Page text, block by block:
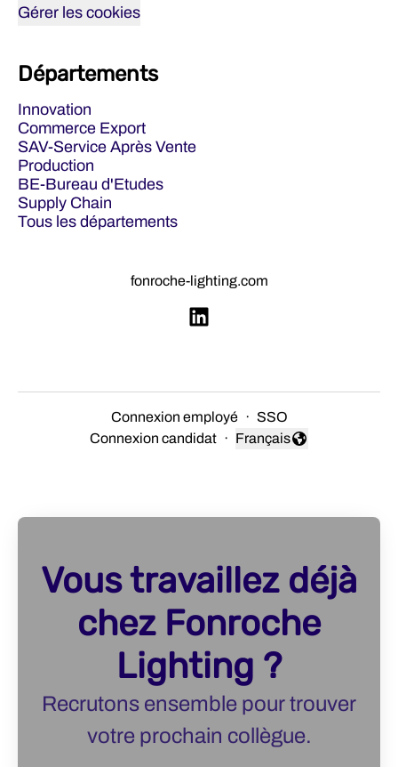
Gérer les cookies
Départements
Innovation
Commerce Export
SAV-Service Après Vente
Production
BE-Bureau d'Etudes
Supply Chain
Tous les départements
fonroche-lighting.com
Connexion employé · SSO
Connexion candidat ·
Changer la langue
Français
Vous travaillez déjà
chez Fonroche
Lighting ?
Recrutons ensemble pour trouver
votre prochain collègue.